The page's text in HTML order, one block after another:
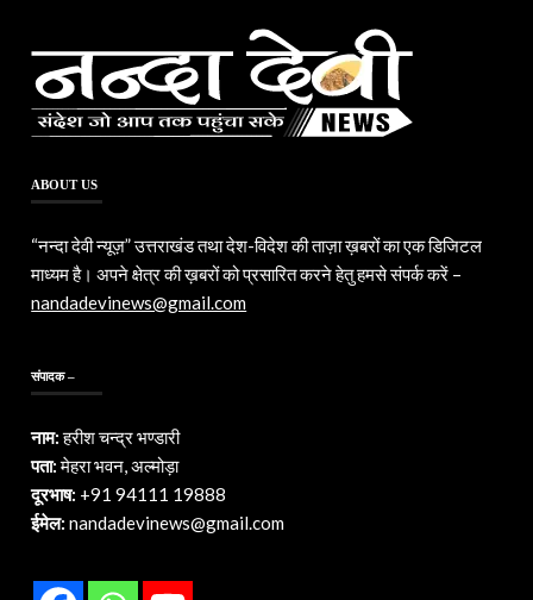
ABOUT US
“नन्दा देवी न्यूज़” उत्तराखंड तथा देश-विदेश की ताज़ा ख़बरों का एक डिजिटल
माध्यम है। अपने क्षेत्र की ख़बरों को प्रसारित करने हेतु हमसे संपर्क करें –
nandadevinews@gmail.com
संपादक –
नाम:हरीश चन्द्र भण्डारी
पता:मेहरा भवन, अल्मोड़ा
दूरभाष: +91 94111 19888
ईमेल:nandadevinews@gmail.com